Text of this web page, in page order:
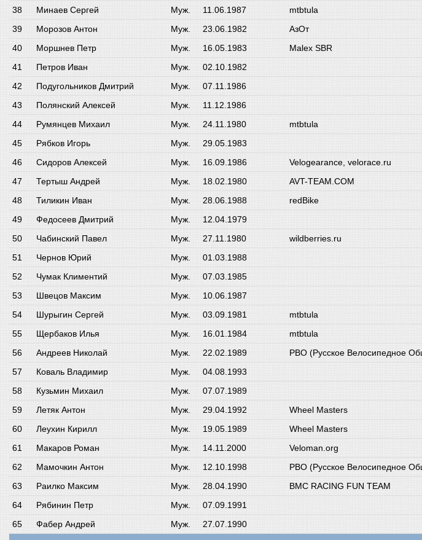
Минаев Сергей
Муж. 11.06.1987 mtbtula
Морозов Антон
Муж. 23.06.1982 АзОт
Моршнев Петр
Муж. 16.05.1983 Malex SBR
Петров Иван
Муж. 02.10.1982
Подугольников Дмитрий
Муж. 07.11.1986
Полянский Алексей
Муж. 11.12.1986
Румянцев Михаил
Муж. 24.11.1980 mtbtula
Рябков Игорь
Муж. 29.05.1983
Сидоров Алексей
Муж. 16.09.1986 Velogearance, velorace.ru
Тертыш Андрей
Муж. 18.02.1980 AVT-TEAM.COM
Тиликин Иван
Муж. 28.06.1988 redBike
Федосеев Дмитрий
Муж. 12.04.1979
Чабинский Павел
Муж. 27.11.1980 wildberries.ru
Чернов Юрий
Муж. 01.03.1988
Чумак Климентий
Муж. 07.03.1985
Швецов Максим
Муж. 10.06.1987
Шурыгин Сергей
Муж. 03.09.1981 mtbtula
Щербаков Илья
Муж. 16.01.1984 mtbtula
Андреев Николай
Муж. 22.02.1989 РВО (Русское Велосипедное
Коваль Владимир
Муж. 04.08.1993
Кузьмин Михаил
Муж. 07.07.1989
Летяк Антон
Муж. 29.04.1992 Wheel Masters
Леухин Кирилл
Муж. 19.05.1989 Wheel Masters
Макаров Роман
Муж. 14.11.2000 Veloman.org
Мамочкин Антон
Муж. 12.10.1998 РВО (Русское Велосипедное
Раилко Максим
Муж. 28.04.1990 BMC RACING FUN TEAM
Рябинин Петр
Муж. 07.09.1991
Фабер Андрей
Муж. 27.07.1990